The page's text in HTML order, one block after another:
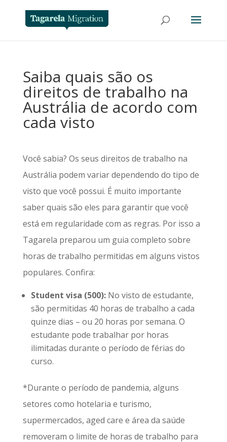
Saiba quais são os
direitos de trabalho na
Austrália de acordo com
cada visto
Você sabia? Os seus direitos de trabalho na
Austrália podem variar dependendo do tipo de
visto que você possui. É muito importante
saber quais são eles para garantir que você
está em regularidade com as regras. Por isso a
Tagarela preparou um guia completo sobre
horas de trabalho permitidas em alguns vistos
populares. Confira:
Student visa (500):No visto de estudante,
são permitidas 40 horas de trabalho a cada
quinze dias – ou 20 horas por semana. O
estudante pode trabalhar por horas
ilimitadas durante o período de férias do
curso.
*Durante o período de pandemia, alguns
setores como hotelaria e turismo,
supermercados, aged care e área da saúde
removeram o limite de horas de trabalho para